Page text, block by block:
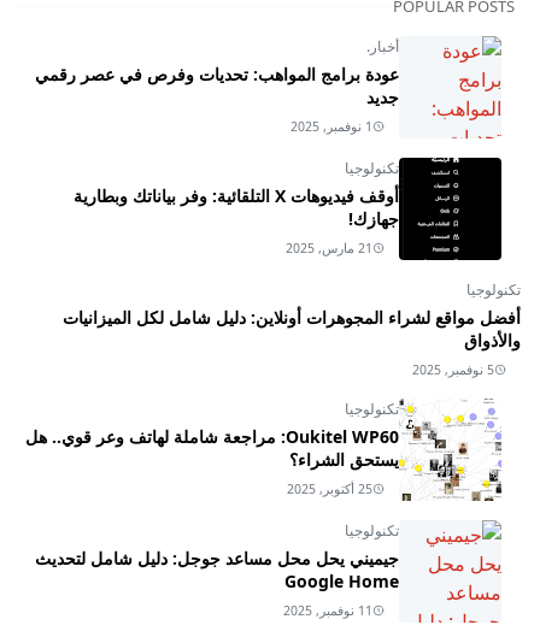
POPULAR POSTS
أخبار.
عودة برامج المواهب: تحديات وفرص في عصر رقمي
جديد
1 نوفمبر, 2025
تكنولوجيا
أوقف فيديوهات X التلقائية: وفر بياناتك وبطارية
جهازك!
21 مارس, 2025
تكنولوجيا
أفضل مواقع لشراء المجوهرات أونلاين: دليل شامل لكل الميزانيات
والأذواق
5 نوفمبر, 2025
تكنولوجيا
Oukitel WP60: مراجعة شاملة لهاتف وعر قوي.. هل
يستحق الشراء؟
25 أكتوبر, 2025
تكنولوجيا
جيميني يحل محل مساعد جوجل: دليل شامل لتحديث
Google Home
11 نوفمبر, 2025